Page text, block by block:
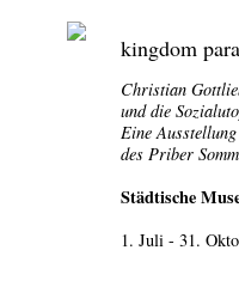
kingdom
Christian
und die
Eine
des Priber
Städtische
1. Juli - 31.